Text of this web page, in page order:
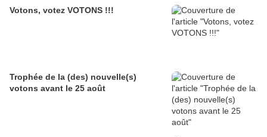
Votons, votez VOTONS !!!
Trophée de la (des) nouvelle(s)
votons avant le 25 août